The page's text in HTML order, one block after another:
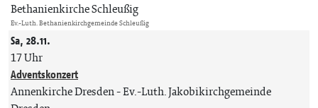
Bethanienkirche Schleußig
Ev.-Luth. Bethanienkirchgemeinde Schleußig
Sa, 28.11.
17 Uhr
Adventskonzert
Annenkirche Dresden Ev.-Luth. Jakobikirchgemeinde